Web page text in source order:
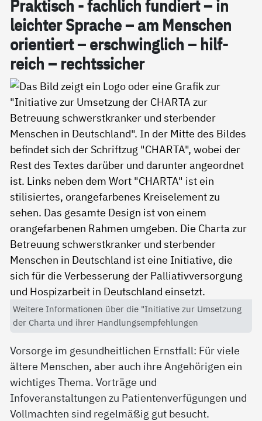
Prak­tisch - fach­lich fun­diert – in
leich­ter Spra­che – am Men­schen
ori­en­tiert – er­schwing­lich – hil­f­
reich – rechts­si­cher
Weitere Informationen über die "Initiative zur Umsetzung
der Charta und ihrer Handlungsempfehlungen
Vorsorge im gesundheitlichen Ernstfall: Für viele
ältere Menschen, aber auch ihre Angehörigen ein
wichtiges Thema. Vorträge und
Infoveranstaltungen zu Patientenverfügungen und
Vollmachten sind regelmäßig gut besucht.